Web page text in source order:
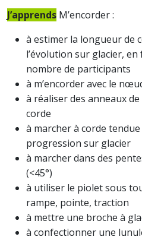
J’apprends M’encorder :
à estimer la longueur de
l’évolution sur glacier,
nombre de participants
à m’encorder avec le
à réaliser des anneaux
corde
à marcher à corde
progression sur glacier
à marcher dans des
(<45°)
à utiliser le piolet sous
rampe, pointe, traction
à mettre une broche à
à confectionner une